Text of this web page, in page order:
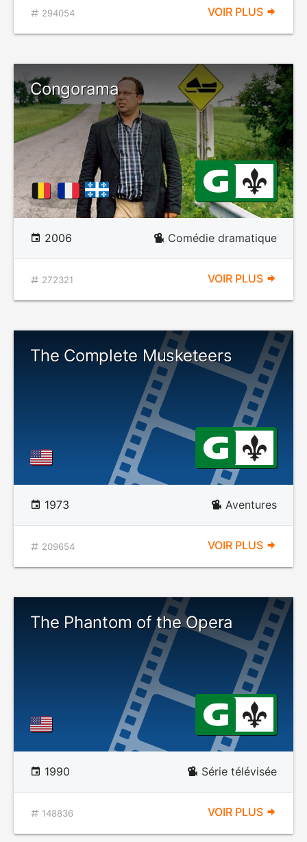
294054 VOIR PLUS
Congorama
2006 Comédie dramatique
272321 VOIR PLUS
The Complete Musketeers
1973 Aventures
209654 VOIR PLUS
The Phantom of the Opera
1990 Série télévisée
148836 VOIR PLUS